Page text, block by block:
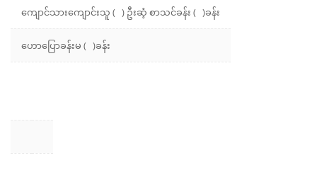
ကျောင်သားကျောင်းသူ ( ) ဦးဆံ့ စာသင်ခန်း ( )ခန်း
ဟောပြောခန်းမ ( )ခန်း